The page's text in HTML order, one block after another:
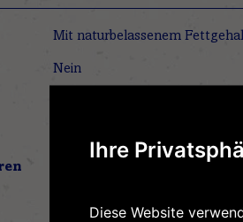
Ihre
Diese Website
Mit naturbelassenem
Nein